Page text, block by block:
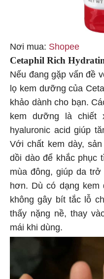
Nơi mua: Shopee
Cetaphil Rich
Nếu đang gặp vấn đề
lọ kem dưỡng của
khảo dành cho bạn.
kem dưỡng là chiết
hyaluronic acid giúp
Với chất kem dày,
dồi dào để khắc phục
mùa đông, giúp da
hơn. Dù có dạng kem
không gây bít tắc lỗ
thấy nặng nề, thay
mái khi dùng.